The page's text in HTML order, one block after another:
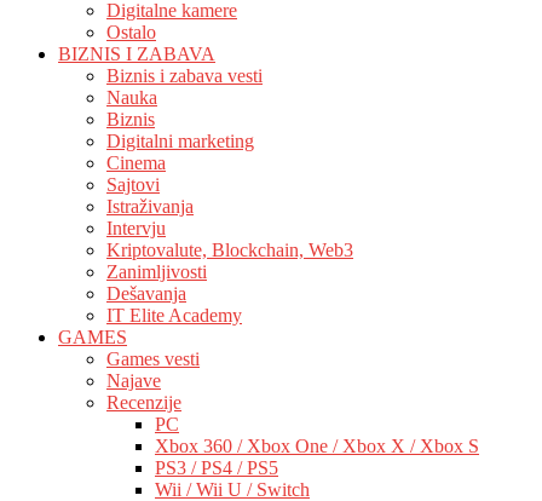
Digitalne kamere
Ostalo
BIZNIS I ZABAVA
Biznis i zabava vesti
Nauka
Biznis
Digitalni marketing
Cinema
Sajtovi
Istraživanja
Intervju
Kriptovalute, Blockchain, Web3
Zanimljivosti
Dešavanja
IT Elite Academy
GAMES
Games vesti
Najave
Recenzije
PC
Xbox 360 / Xbox One / Xbox X / Xbox S
PS3 / PS4 / PS5
Wii / Wii U / Switch